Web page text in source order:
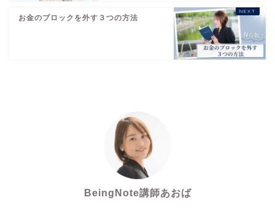
お金のブロックを外す３つの方法
BeingNote講師あおば